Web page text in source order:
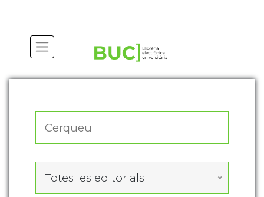
Totes les editorials